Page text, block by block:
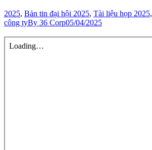
2025, Bản tin đại hội 2025, Tài liệu họp 2025,
công tyBy 36 Corp05/04/2025